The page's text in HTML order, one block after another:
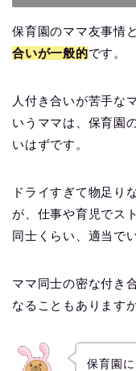
保育園のママ友事情
合いが一般的です。
人付き合いが苦手な
いうママは、保育園
いはずです。
ドライすぎて物足り
が、仕事や育児でス
同士くらい、適当で
ママ同士の密な付き
なることもあります
保育園